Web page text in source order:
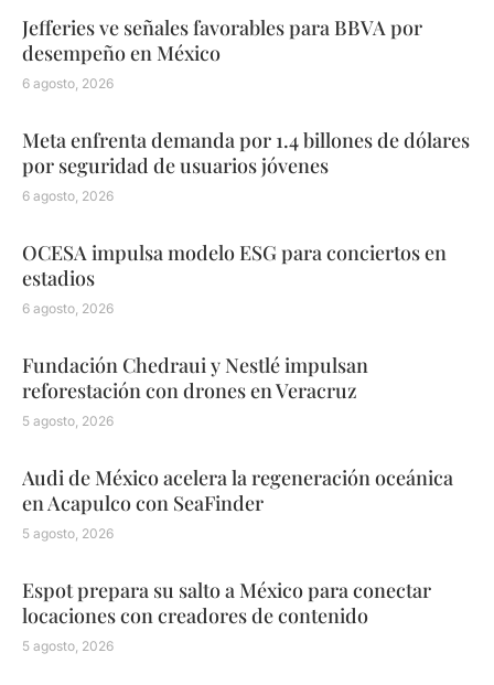
Jefferies ve señales favorables para BBVA por
desempeño en México
6 agosto, 2026
Meta enfrenta demanda por 1.4 billones de dólares
por seguridad de usuarios jóvenes
6 agosto, 2026
OCESA impulsa modelo ESG para conciertos en
estadios
6 agosto, 2026
Fundación Chedraui y Nestlé impulsan
reforestación con drones en Veracruz
5 agosto, 2026
Audi de México acelera la regeneración oceánica
en Acapulco con SeaFinder
5 agosto, 2026
Espot prepara su salto a México para conectar
locaciones con creadores de contenido
5 agosto, 2026